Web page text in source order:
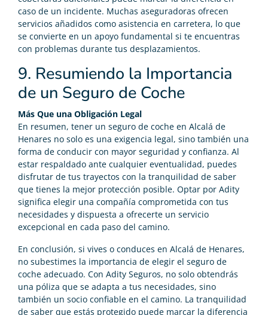
caso de un incidente. Muchas aseguradoras ofrecen
servicios añadidos como asistencia en carretera, lo que
se convierte en un apoyo fundamental si te encuentras
con problemas durante tus desplazamientos.
9. Resumiendo la Importancia
de un Seguro de Coche
Más Que una Obligación Legal
En resumen, tener un seguro de coche en Alcalá de
Henares no solo es una exigencia legal, sino también una
forma de conducir con mayor seguridad y confianza. Al
estar respaldado ante cualquier eventualidad, puedes
disfrutar de tus trayectos con la tranquilidad de saber
que tienes la mejor protección posible. Optar por Adity
significa elegir una compañía comprometida con tus
necesidades y dispuesta a ofrecerte un servicio
excepcional en cada paso del camino.
En conclusión, si vives o conduces en Alcalá de Henares,
no subestimes la importancia de elegir el seguro de
coche adecuado. Con Adity Seguros, no solo obtendrás
una póliza que se adapta a tus necesidades, sino
también un socio confiable en el camino. La tranquilidad
de saber que estás protegido puede marcar la diferencia